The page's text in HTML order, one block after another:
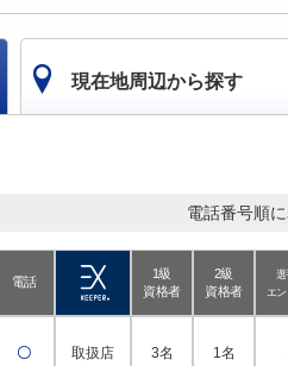
現在地周辺から探す
電話番号順
電話
1級
資格者
2級
資格者
選
エン
〇 取扱店 3名 1名